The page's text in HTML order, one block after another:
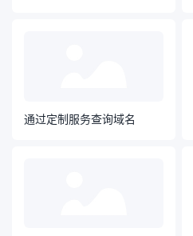
通过定制服务查询域名